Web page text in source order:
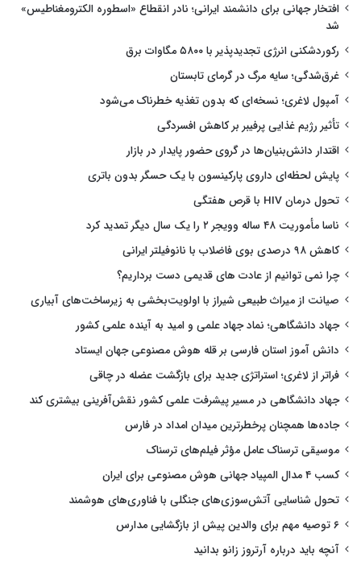
افتخار جهانی برای دانشمند ایرانی؛ نادر انقطاع «اسطوره الکترومغناطیس»
شد
رکوردشکنی انرژی تجدیدپذیر با ۵۸۰۰ مگاوات برق
غرق‌شدگی؛ سایه مرگ در گرمای تابستان
آمپول لاغری؛ نسخه‌ای که بدون تغذیه خطرناک می‌شود
تأثیر رژیم غذایی پرفیبر بر کاهش افسردگی
اقتدار دانش‌بنیان‌ها در گروی حضور پایدار در بازار
پایش لحظه‌ای داروی پارکینسون با یک حسگر بدون باتری
تحول درمان HIV با قرص هفتگی
ناسا مأموریت ۴۸ ساله وویجر ۲ را یک سال دیگر تمدید کرد
کاهش ۹۸ درصدی بوی فاضلاب با نانوفیلتر ایرانی
چرا نمی توانیم از عادت های قدیمی دست برداریم؟
صیانت از میراث طبیعی شیراز با اولویت‌بخشی به زیرساخت‌های آبیاری
جهاد دانشگاهی؛ نماد جهاد علمی و امید به آینده علمی کشور
دانش آموز استان فارسی بر قله هوش مصنوعی جهان ایستاد
فراتر از لاغری؛ استراتژی جدید برای بازگشت عضله در چاقی
جهاد دانشگاهی در مسیر پیشرفت علمی کشور نقش‌آفرینی بیشتری کند
جاده‌ها همچنان پرخطرترین میدان امداد در فارس
موسیقی ترسناک عامل مؤثر فیلم‌های ترسناک
کسب ۴ مدال المپیاد جهانی هوش مصنوعی برای ایران
تحول شناسایی آتش‌سوزی‌های جنگلی با فناوری‌های هوشمند
۶ توصیه مهم برای والدین پیش از بازگشایی مدارس
آنچه باید درباره آرتروز زانو بدانید